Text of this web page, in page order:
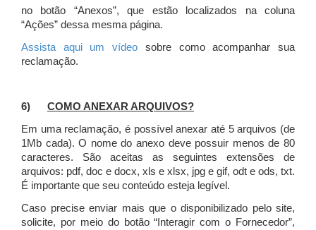
no botão “Anexos”, que estão localizados na coluna
“Ações” dessa mesma página.
Assista aqui um vídeo sobre como acompanhar sua
reclamação.
6) COMO ANEXAR ARQUIVOS?
Em uma reclamação, é possível anexar até 5 arquivos (de
1Mb cada). O nome do anexo deve possuir menos de 80
caracteres. São aceitas as seguintes extensões de
arquivos: pdf, doc e docx, xls e xlsx, jpg e gif, odt e ods, txt.
É importante que seu conteúdo esteja legível.
Caso precise enviar mais que o disponibilizado pelo site,
solicite, por meio do botão “Interagir com o Fornecedor”,